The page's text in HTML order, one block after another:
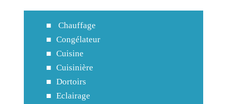
Chauffage
Congélateur
Cuisine
Cuisinière
Dortoirs
Eclairage